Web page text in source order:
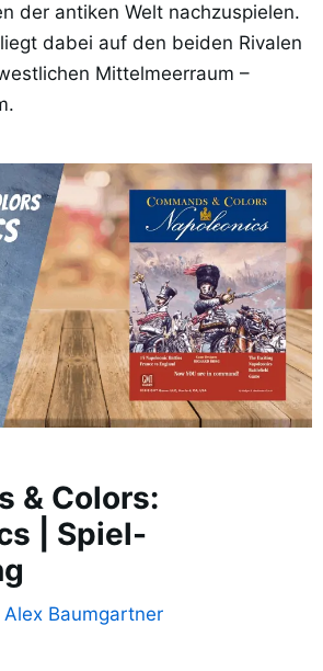
der antiken Welt nachzuspielen.
dabei auf den beiden Rivalen
Mittelmeerraum –
& Colors:
| Spiel-
Alex Baumgartner